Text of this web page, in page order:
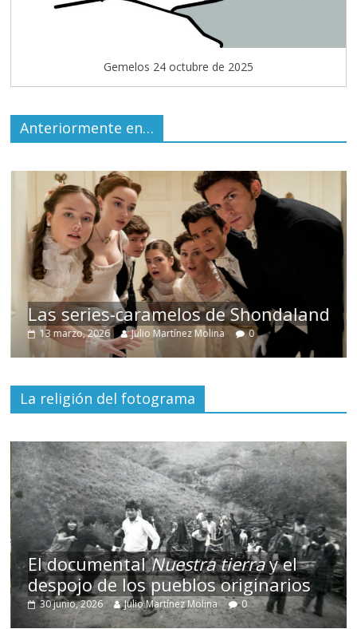
Gemelos 24 octubre de 2025
Anteriormente en…
Las series-caramelos de Shondaland
13 marzo, 2026 Julio Martínez Molina 0
La religión del fotograma
El documentalNuestra tierray el
despojo de los pueblos originarios
30 junio, 2026 Julio Martínez Molina 0